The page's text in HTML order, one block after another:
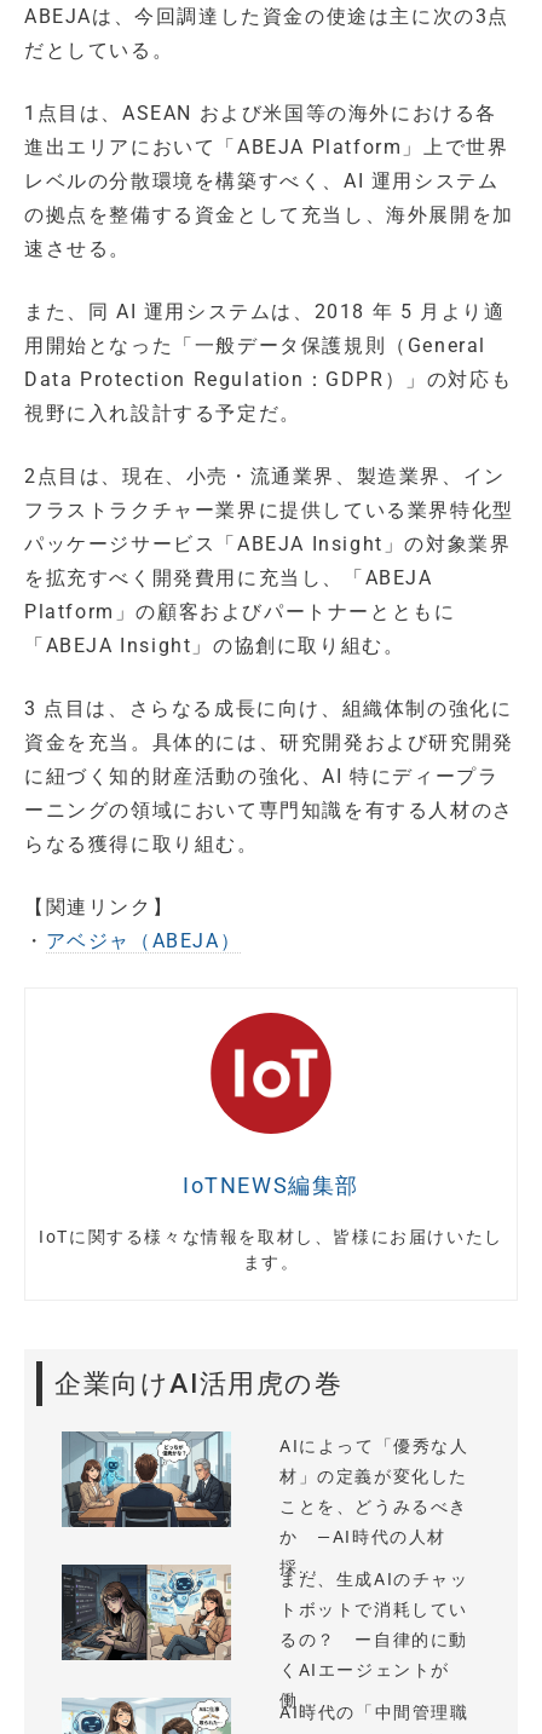
ABEJAは、今回調達した資金の使途は主に次の3点
だとしている。
1点目は、ASEAN および米国等の海外における各
進出エリアにおいて「ABEJA Platform」上で世界
レベルの分散環境を構築すべく、AI 運用システム
の拠点を整備する資金として充当し、海外展開を加
速させる。
また、同 AI 運用システムは、2018 年 5 月より適
用開始となった「一般データ保護規則（General
Data Protection Regulation：GDPR）」の対応も
視野に入れ設計する予定だ。
2点目は、現在、小売・流通業界、製造業界、イン
フラストラクチャー業界に提供している業界特化型
パッケージサービス「ABEJA Insight」の対象業界
を拡充すべく開発費用に充当し、「ABEJA
Platform」の顧客およびパートナーとともに
「ABEJA Insight」の協創に取り組む。
3 点目は、さらなる成長に向け、組織体制の強化に
資金を充当。具体的には、研究開発および研究開発
に紐づく知的財産活動の強化、AI 特にディープラ
ーニングの領域において専門知識を有する人材のさ
らなる獲得に取り組む。
【関連リンク】
・ アベジャ（ABEJA）
IoTNEWS編集部
IoTに関する様々な情報を取材し、皆様にお届けいたし
ます。
企業向けAI活用虎の巻
AIによって「優秀な人
材」の定義が変化した
ことを、どうみるべき
か —AI時代の人材
採...
まだ、生成AIのチャッ
トボットで消耗してい
るの？ ー自律的に動
くAIエージェントが
働...
AI時代の「中間管理職